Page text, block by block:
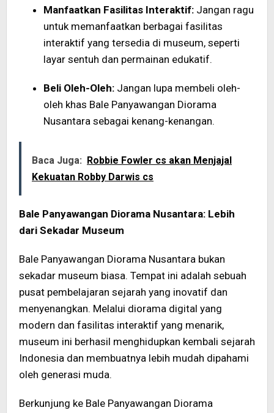
Manfaatkan Fasilitas Interaktif: Jangan ragu
untuk memanfaatkan berbagai fasilitas
interaktif yang tersedia di museum, seperti
layar sentuh dan permainan edukatif.
Beli Oleh-Oleh: Jangan lupa membeli oleh-
oleh khas Bale Panyawangan Diorama
Nusantara sebagai kenang-kenangan.
Baca Juga: Robbie Fowler cs akan Menjajal
Kekuatan Robby Darwis cs
Bale Panyawangan Diorama Nusantara: Lebih
dari Sekadar Museum
Bale Panyawangan Diorama Nusantara bukan
sekadar museum biasa. Tempat ini adalah sebuah
pusat pembelajaran sejarah yang inovatif dan
menyenangkan. Melalui diorama digital yang
modern dan fasilitas interaktif yang menarik,
museum ini berhasil menghidupkan kembali sejarah
Indonesia dan membuatnya lebih mudah dipahami
oleh generasi muda.
Berkunjung ke Bale Panyawangan Diorama